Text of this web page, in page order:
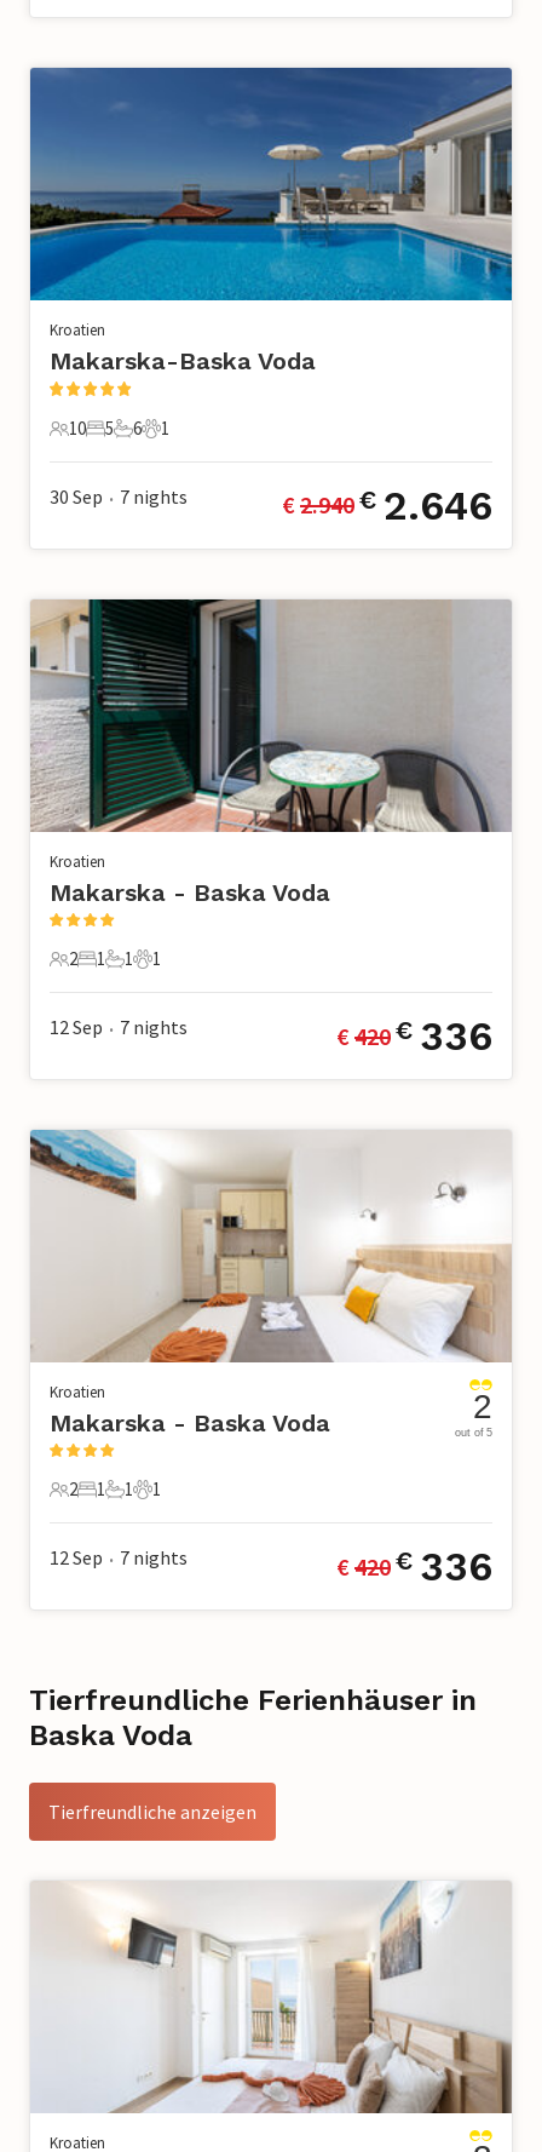
Kroatien
Makarska-Baska Voda
10 Gäste
10
5 Schlafzimmer
5
6 Badezimmer
6
1 Haustier
1
30 Sep • 7 nights € 2.940€ 2.646
Kroatien
Makarska - Baska Voda
2 Gäste
2
1 Schlafzimmer
1
1 Badezimmer
1
1 Haustier
1
12 Sep • 7 nights € 420€ 336
Kroatien
Makarska - Baska Voda
2 Gäste
2
1 Schlafzimmer
1
1 Badezimmer
1
1 Haustier
1
2
out of 5
12 Sep • 7 nights € 420€ 336
Tierfreundliche Ferienhäuser in
Baska Voda
Tierfreundliche anzeigen
Kroatien